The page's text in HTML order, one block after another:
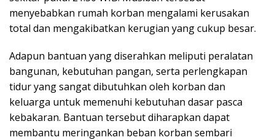
menyebabkan rumah korban mengalami kerusakan
total dan mengakibatkan kerugian yang cukup besar.
Adapun bantuan yang diserahkan meliputi peralatan
bangunan, kebutuhan pangan, serta perlengkapan
tidur yang sangat dibutuhkan oleh korban dan
keluarga untuk memenuhi kebutuhan dasar pasca
kebakaran. Bantuan tersebut diharapkan dapat
membantu meringankan beban korban sembari